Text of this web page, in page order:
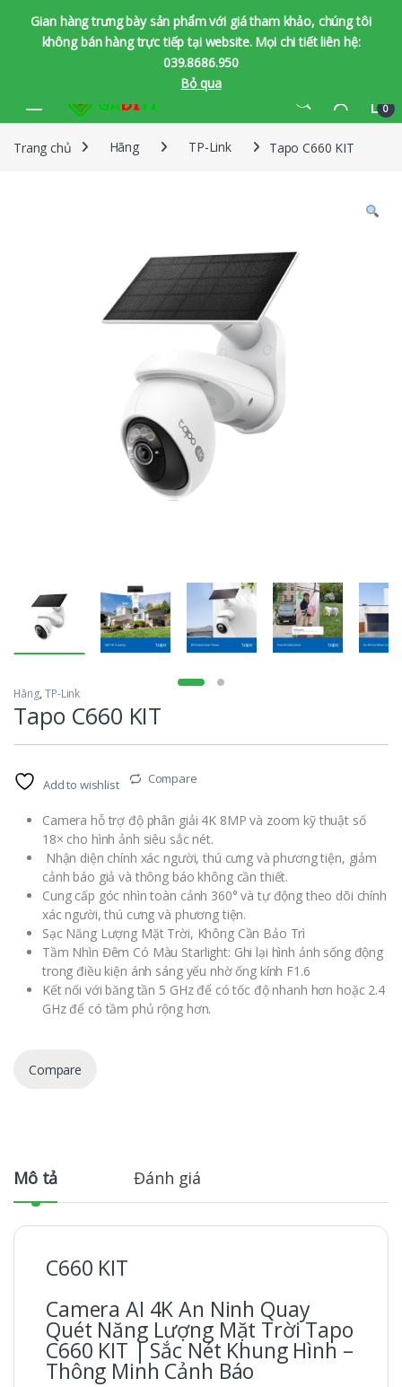
Gian hàng trưng bày sản phẩm với giá tham khảo, chúng tôi
không bán hàng trực tiếp tại website. Mọi chi tiết liên hệ:
039.8686.950
Bỏ qua
0
Trang chủ Hãng TP-Link Tapo C660 KIT
Hãng,TP-Link
Tapo C660 KIT
Add to wishlist Compare
Camera hỗ trợ độ phân giải 4K 8MP và zoom kỹ thuật số
18× cho hình ảnh siêu sắc nét.
Nhận diện chính xác người, thú cưng và phương tiện, giảm
cảnh báo giả và thông báo không cần thiết.
Cung cấp góc nhìn toàn cảnh 360° và tự động theo dõi chính
xác người, thú cưng và phương tiện.
Sạc Năng Lượng Mặt Trời, Không Cần Bảo Trì
Tầm Nhìn Đêm Có Màu Starlight: Ghi lại hình ảnh sống động
trong điều kiện ánh sáng yếu nhờ ống kính F1.6
Kết nối với băng tần 5 GHz để có tốc độ nhanh hơn hoặc 2.4
GHz để có tầm phủ rộng hơn.
Compare
Mô tả Đánh giá
C660 KIT
Camera AI 4K An Ninh Quay
Quét Năng Lượng Mặt Trời Tapo
C660 KIT | Sắc Nét Khung Hình –
Thông Minh Cảnh Báo